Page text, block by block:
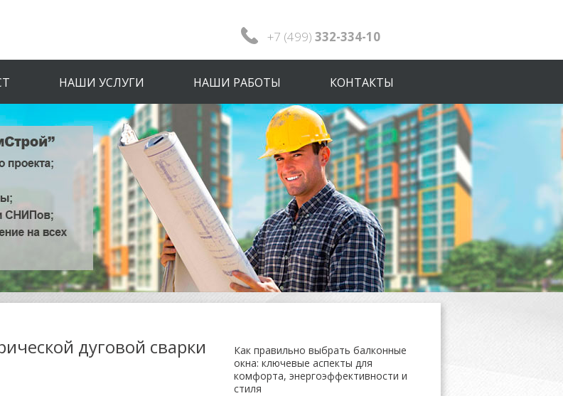
+7 (499) 332-334-10
НАШИ УСЛУГИ НАШИ РАБОТЫ КОНТАКТЫ
дуговой сварки
Как правильно выбрать балконные
окна: ключевые аспекты для
комфорта, энергоэффективности и
стиля